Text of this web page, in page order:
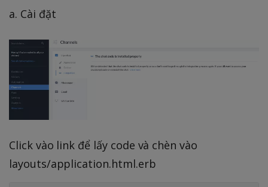
a. Cài đặt
Click vào link để lấy code và chèn vào
layouts/application.html.erb